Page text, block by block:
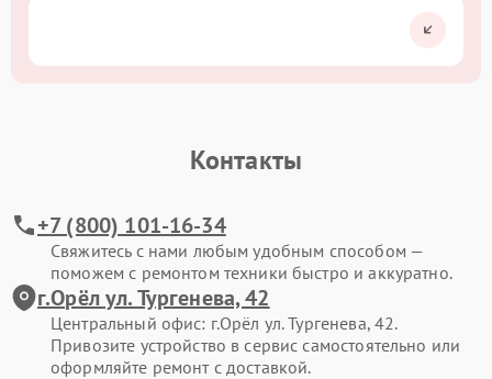
Контакты
+7 (800) 101-16-34
Свяжитесь с нами любым удобным способом —
поможем с ремонтом техники быстро и аккуратно.
г.Орёл ул. Тургенева, 42
Центральный офис: г.Орёл ул. Тургенева, 42.
Привозите устройство в сервис самостоятельно или
оформляйте ремонт с доставкой.